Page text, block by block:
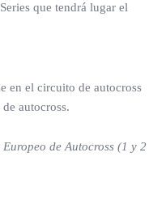
que tendrá lugar el
en el circuito de autocross
autocross.
de Autocross (1 y 2